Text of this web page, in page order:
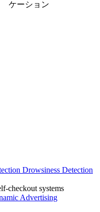
ケーション
Drowsiness Detection
checkout systems
Advertising